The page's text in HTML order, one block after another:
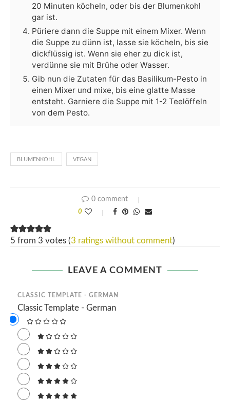
20 Minuten köcheln, oder bis der Blumenkohl
gar ist.
Püriere dann die Suppe mit einem Mixer. Wenn
die Suppe zu dünn ist, lasse sie köcheln, bis sie
dickflüssig ist. Wenn sie eher zu dick ist,
verdünne sie mit Brühe oder Wasser.
Gib nun die Zutaten für das Basilikum-Pesto in
einen Mixer und mixe, bis eine glatte Masse
entsteht. Garniere die Suppe mit 1-2 Teelöffeln
von dem Pesto.
BLUMENKOHL VEGAN
0 comment
0
5 from 3 votes (3 ratings without comment)
LEAVE A COMMENT
CLASSIC TEMPLATE - GERMAN
Classic Template - German